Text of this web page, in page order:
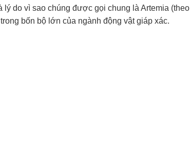
lý do vì sao chúng được gọi chung là Artemia (theo
trong bốn bộ lớn của ngành động vật giáp xác.